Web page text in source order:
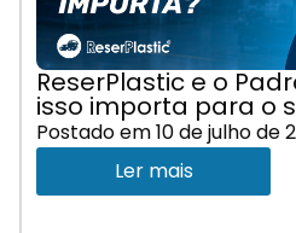
ReserPlastic e o
isso importa para o
Postado em10 de julho de
Ler mais